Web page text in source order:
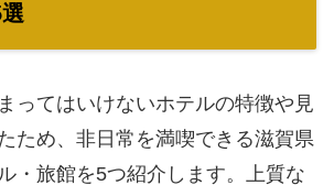
ってはいけないホテルの特徴や見
ため、非日常を満喫できる滋賀県
・旅館を5つ紹介します。上質な